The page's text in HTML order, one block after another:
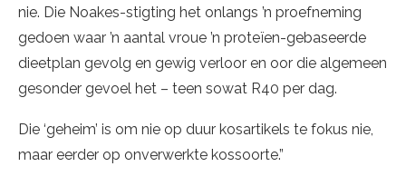
nie. Die Noakes-stigting het onlangs ’n proefneming
gedoen waar ’n aantal vroue ’n proteïen-gebaseerde
dieetplan gevolg en gewig verloor en oor die algemeen
gesonder gevoel het – teen sowat R40 per dag.
Die ‘geheim’ is om nie op duur kosartikels te fokus nie,
maar eerder op onverwerkte kossoorte.”